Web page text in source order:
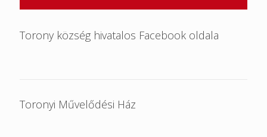
Torony község hivatalos Facebook oldala
Toronyi Művelődési Ház